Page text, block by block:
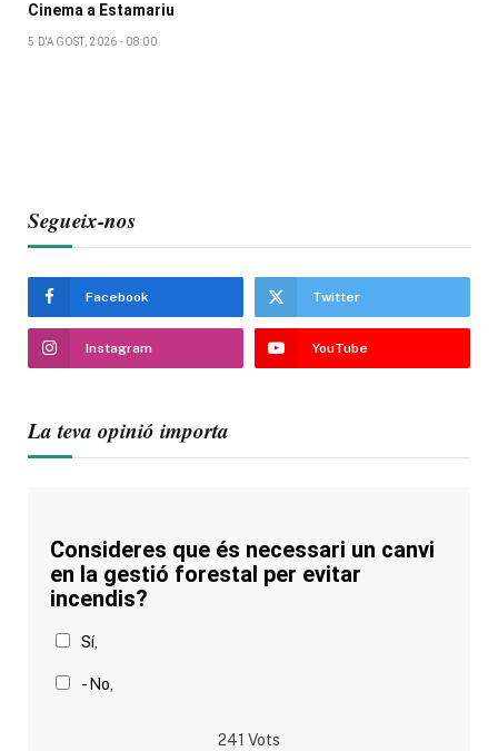
Cinema a Estamariu
5 D'AGOST, 2026 - 08:00
Segueix-nos
Facebook Twitter
Instagram YouTube
La teva opinió importa
Consideres que és necessari un canvi
en la gestió forestal per evitar
incendis?
Sí,
- No,
241 Vots